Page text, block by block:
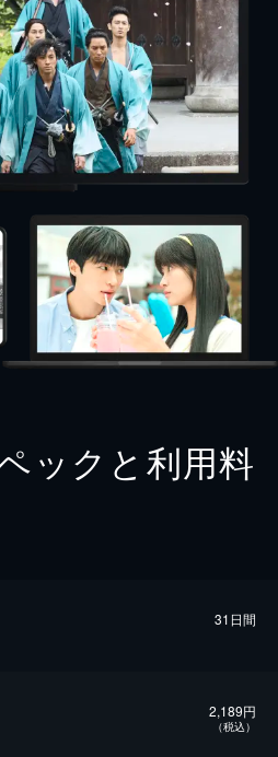
ックと利用料
31日間
2,189円
（税込）